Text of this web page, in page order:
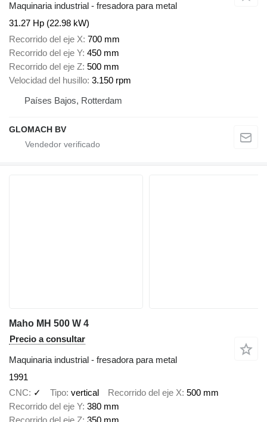
Maquinaria industrial - fresadora para metal
31.27 Hp (22.98 kW)
Recorrido del eje X 700 mm
Recorrido del eje Y 450 mm
Recorrido del eje Z 500 mm
Velocidad del husillo 3.150 rpm
Países Bajos, Rotterdam
GLOMACH BV
Maho MH 500 W 4
Precio a consultar
Maquinaria industrial - fresadora para metal
1991
CNC
✓ Tipo vertical Recorrido del eje X 500 mm
Recorrido del eje Y 380 mm
Recorrido del eje Z 350 mm